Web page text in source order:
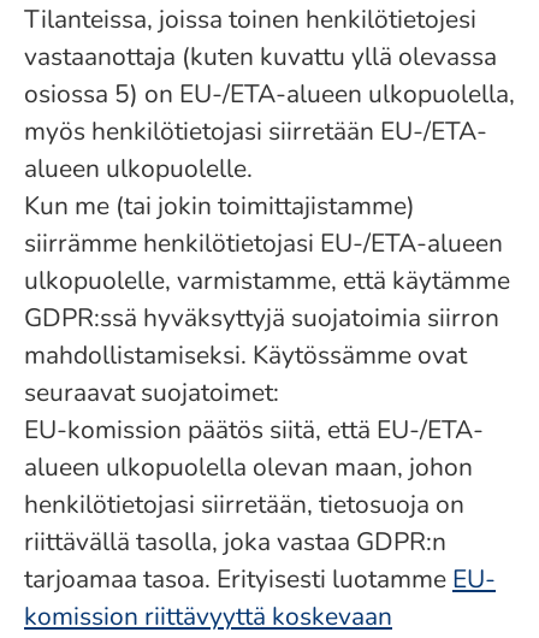
Tilanteissa, joissa toinen henkilötietojesi
vastaanottaja (kuten kuvattu yllä olevassa
osiossa 5) on EU-/ETA-alueen ulkopuolella,
myös henkilötietojasi siirretään EU-/ETA-
alueen ulkopuolelle.
Kun me (tai jokin toimittajistamme)
siirrämme henkilötietojasi EU-/ETA-alueen
ulkopuolelle, varmistamme, että käytämme
GDPR:ssä hyväksyttyjä suojatoimia siirron
mahdollistamiseksi. Käytössämme ovat
seuraavat suojatoimet:
EU-komission päätös siitä, että EU-/ETA-
alueen ulkopuolella olevan maan, johon
henkilötietojasi siirretään, tietosuoja on
riittävällä tasolla, joka vastaa GDPR:n
tarjoamaa tasoa. Erityisesti luotamme EU-
komission riittävyyttä koskevaan